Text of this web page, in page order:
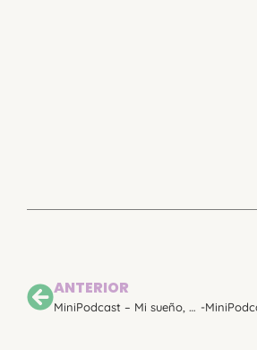
ANTERIOR
MiniPodcast – Mi sueño, que lo que se priorice sea la prematuridad